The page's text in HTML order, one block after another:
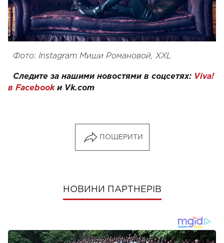
Фото: Instagram Миши Романовой, XXL
Следите за нашими новостями в соцсетях: Viva!
в Facebookи Vk.com
ПОШЕРИТИ
НОВИНИ ПАРТНЕРІВ